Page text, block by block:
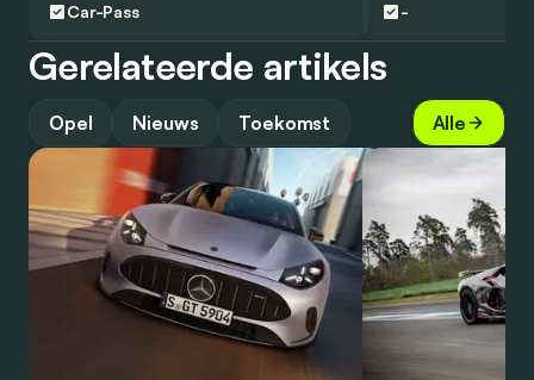
Car-Pass -
Gerelateerde artikels
Opel Nieuws Toekomst Alle